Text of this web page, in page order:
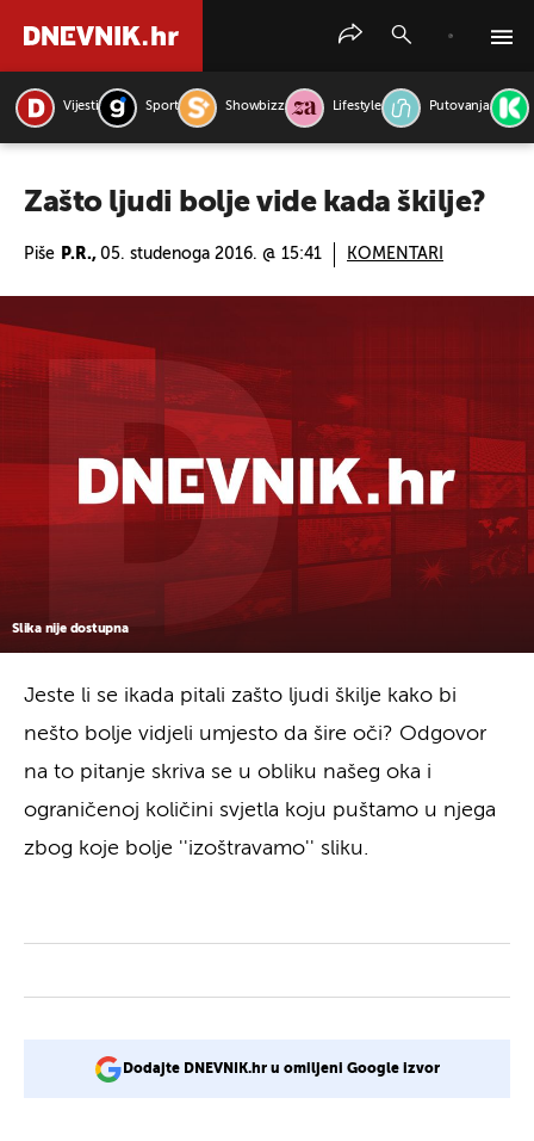
Vijesti Sport Showbizz Lifestyle Putovanja
Zašto ljudi bolje vide kada škilje?
Piše P.R., 05. studenoga 2016. @ 15:41 KOMENTARI
Slika nije dostupna
Jeste li se ikada pitali zašto ljudi škilje kako bi
nešto bolje vidjeli umjesto da šire oči? Odgovor
na to pitanje skriva se u obliku našeg oka i
ograničenoj količini svjetla koju puštamo u njega
zbog koje bolje ''izoštravamo'' sliku.
Dodajte DNEVNIK.hr u omiljeni Google izvor
PRETRAŽITE VIJESTI